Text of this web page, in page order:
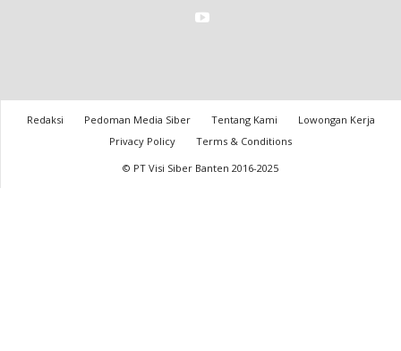
Redaksi Pedoman Media Siber Tentang Kami
Lowongan Kerja
Privacy Policy
Terms & Conditions
© PT Visi Siber Banten 2016-2025